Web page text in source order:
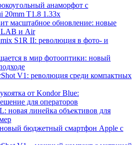
анаморфот с
20mm T1.8 1.33x
масштабное обновление: новые
LAB и Air
S1R II: революция в фото- и
в мир фотооптики: новый
V1: революция среди компактных
от Kondor Blue:
для операторов
новая линейка объективов для
новый бюджетный смартфон Apple с